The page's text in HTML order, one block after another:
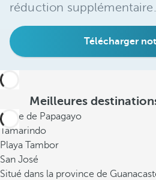
réduction supplémentaire.
Télécharger
Meilleures
Golfe de Papagayo
Tamarindo
Playa Tambor
San José
Situé dans la province de